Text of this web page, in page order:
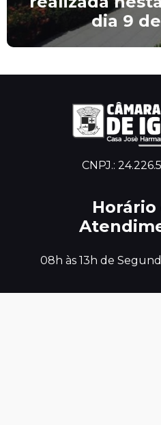
dia 9
CNPJ.:
Horário
08h às 13h de